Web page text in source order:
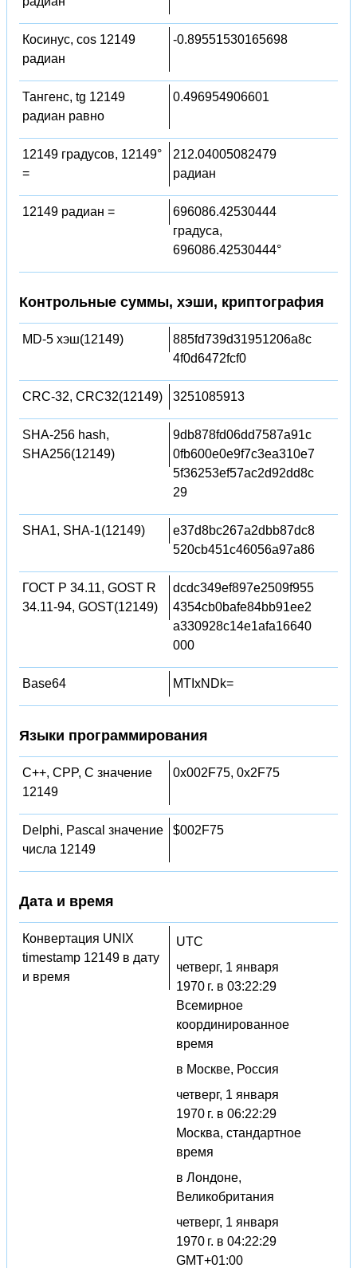
Косинус, cos 12149
радиан
-0.89551530165698
Тангенс, tg 12149
радиан равно
0.496954906601
12149 градусов, 12149°
=
212.04005082479
радиан
12149 радиан =
696086.42530444
градуса,
696086.42530444°
Контрольные суммы, хэши, криптография
MD-5 хэш(12149)
885fd739d31951206a8c
4f0d6472fcf0
CRC-32, CRC32(12149) 3251085913
SHA-256 hash,
SHA256(12149)
9db878fd06dd7587a91c
0fb600e0e9f7c3ea310e7
5f36253ef57ac2d92dd8c
29
SHA1, SHA-1(12149)
e37d8bc267a2dbb87dc8
520cb451c46056a97a86
ГОСТ Р 34.11, GOST R
34.11-94, GOST(12149)
dcdc349ef897e2509f955
4354cb0bafe84bb91ee2
a330928c14e1afa16640
000
Base64 MTIxNDk=
Языки программирования
C++, CPP, C значение
12149
0x002F75, 0x2F75
Delphi, Pascal значение
числа 12149
$002F75
Дата и время
Конвертация UNIX
timestamp 12149 в дату
и время
UTC
четверг, 1 января
1970 г. в 03:22:29
Всемирное
координированное
время
в Москве, Россия
четверг, 1 января
1970 г. в 06:22:29
Москва, стандартное
время
в Лондоне,
Великобритания
четверг, 1 января
1970 г. в 04:22:29
GMT+01:00